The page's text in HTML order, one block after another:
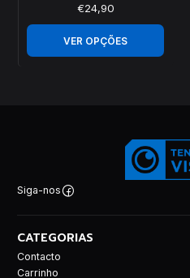
€24,90
VER OPÇÕES
Siga-nos
CATEGORIAS
Contacto
Carrinho